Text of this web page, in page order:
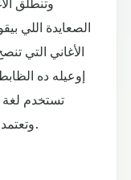
الصعايدة اللي
الأغاني التي
إوعيله ده
تستخدم
وتعتمد على الإيحاءات وعلى التأويلات للمعاني.